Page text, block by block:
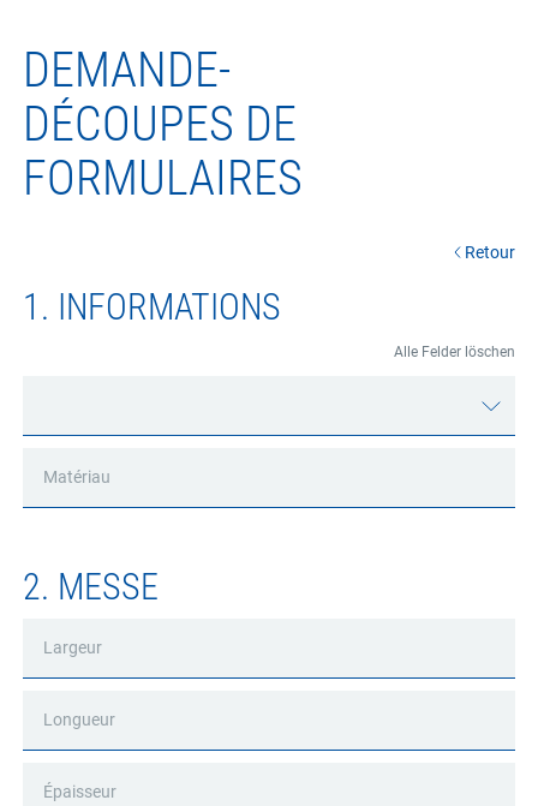
DEMANDE-
DÉCOUPES DE
FORMULAIRES
Retour
1. INFORMATIONS
Alle Felder löschen
2. MESSE